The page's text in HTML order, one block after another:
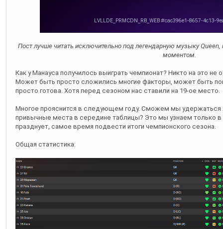
Пост лучше читать исключительно под легендарную музыку Queen,
моментом.
Как у Манауса получилось выиграть чемпионат? Никто на это не
Может быть просто сложились многие факторы, может быть
просто готова. Хотя перед сезоном нас ставили на 19-ое место.
Многое прояснится в следующем году. Сможем мы удержаться
привычные места в середине таблицы? Это мы узнаем только
празднует, самое время подвести итоги чемпионского сезона.
Общая статистика: